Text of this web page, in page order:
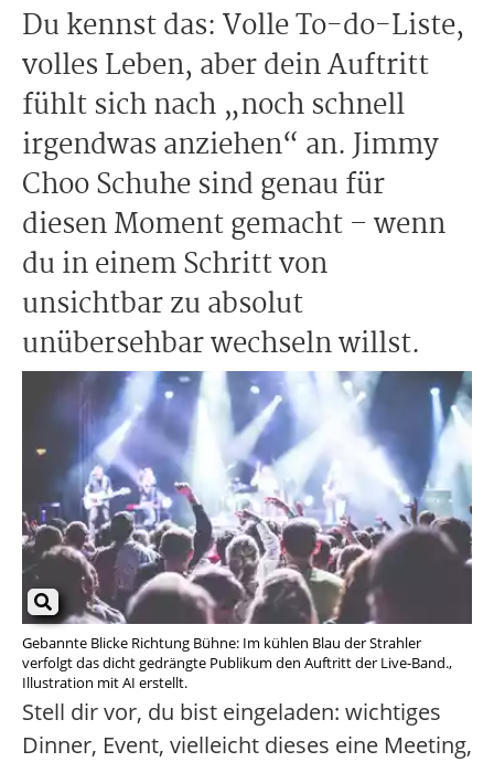
Du kennst das: Volle To-do-Liste,
volles Leben, aber dein Auftritt
fühlt sich nach „noch schnell
irgendwas anziehen“ an. Jimmy
Choo Schuhe sind genau für
diesen Moment gemacht – wenn
du in einem Schritt von
unsichtbar zu absolut
unübersehbar wechseln willst.
Gebannte Blicke Richtung Bühne: Im kühlen Blau der Strahler
verfolgt das dicht gedrängte Publikum den Auftritt der Live-Band.,
Illustration mit AI erstellt.
Stell dir vor, du bist eingeladen: wichtiges
Dinner, Event, vielleicht dieses eine Meeting,